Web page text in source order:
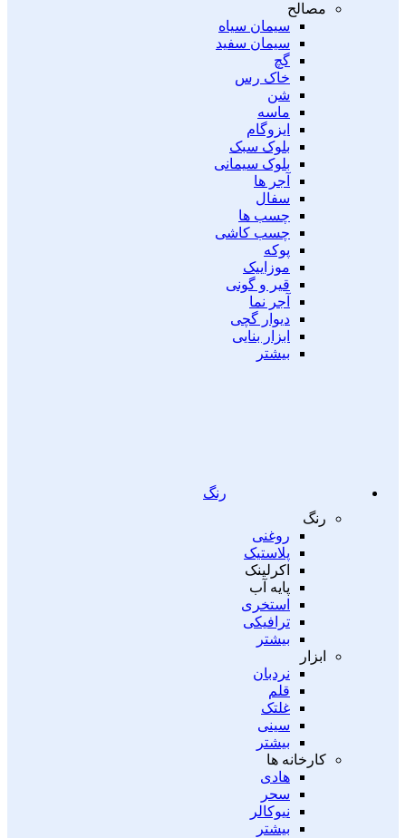
مصالح
سیمان سیاه
سیمان سفید
گچ
خاک رس
شن
ماسه
ایزوگام
بلوک سبک
بلوک سیمانی
آجر ها
سفال
چسب ها
چسب کاشی
پوکه
موزاییک
قیر و گونی
آجر نما
دیوار گچی
ابزار بنایی
بیشتر
رنگ
رنگ
روغنی
پلاستیک
اکرلینک
پایه آب
استخری
ترافیکی
بیشتر
ابزار
نردبان
قلم
غلتک
سینی
بیشتر
کارخانه ها
هادی
سحر
نیوکالر
بیشتر